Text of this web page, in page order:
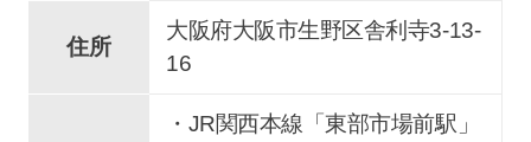
住所
大阪府大阪市生野区舎利寺3-13-
16
・JR関西本線「東部市場前駅」